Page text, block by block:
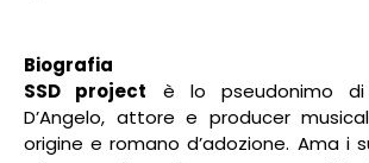
Biografia
SSD project è lo pseudonimo di
D’Angelo, attore e producer
origine e romano d’adozione. Ama i